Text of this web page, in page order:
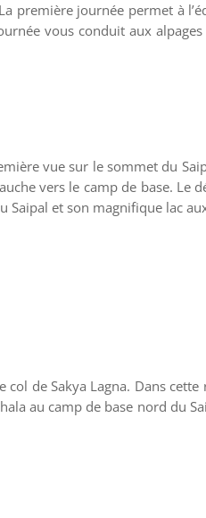
première journée permet à
vous conduit aux
vue sur le sommet du
vers le camp de base. Le
Saipal et son magnifique lac
de Sakya Lagna. Dans cette
au camp de base nord du